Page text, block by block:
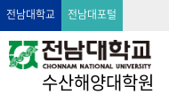
전남대학교 전남대포털
수산해양대학원